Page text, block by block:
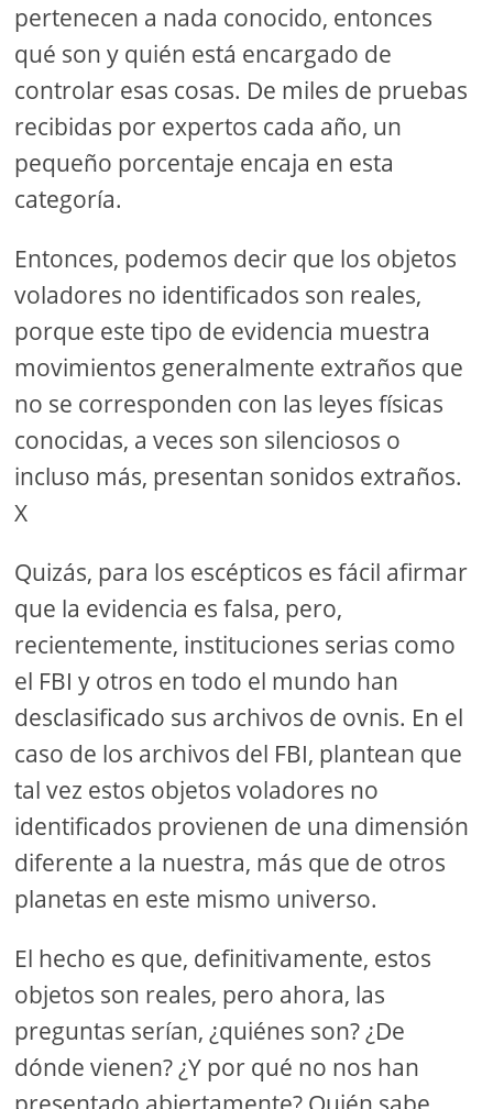
pertenecen a nada conocido, entonces
qué son y quién está encargado de
controlar esas cosas. De miles de pruebas
recibidas por expertos cada año, un
pequeño porcentaje encaja en esta
categoría.
Entonces, podemos decir que los objetos
voladores no identificados son reales,
porque este tipo de evidencia muestra
movimientos generalmente extraños que
no se corresponden con las leyes físicas
conocidas, a veces son silenciosos o
incluso más, presentan sonidos extraños.
X
Quizás, para los escépticos es fácil afirmar
que la evidencia es falsa, pero,
recientemente, instituciones serias como
el FBI y otros en todo el mundo han
desclasificado sus archivos de ovnis. En el
caso de los archivos del FBI, plantean que
tal vez estos objetos voladores no
identificados provienen de una dimensión
diferente a la nuestra, más que de otros
planetas en este mismo universo.
El hecho es que, definitivamente, estos
objetos son reales, pero ahora, las
preguntas serían, ¿quiénes son? ¿De
dónde vienen? ¿Y por qué no nos han